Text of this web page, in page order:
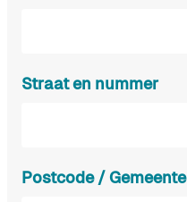
Straat en nummer
Postcode / Gemeente